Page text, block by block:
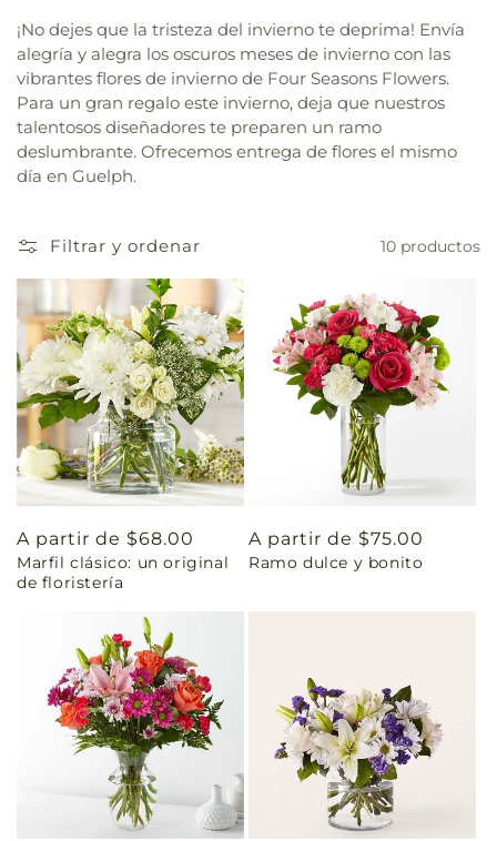
¡No dejes que la tristeza del invierno te deprima! Envía
alegría y alegra los oscuros meses de invierno con las
vibrantes flores de invierno de Four Seasons Flowers.
Para un gran regalo este invierno, deja que nuestros
talentosos diseñadores te preparen un ramo
deslumbrante. Ofrecemos entrega de flores el mismo
día en Guelph.
Filtrar y ordenar 10 productos
Precio
habitual
A partir de $68.00
Marfil clásico: un original
de floristería
Precio
habitual
A partir de $75.00
Ramo dulce y bonito